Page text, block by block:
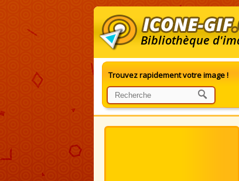
Bibliothèque
Trouvez rapidement votre image !